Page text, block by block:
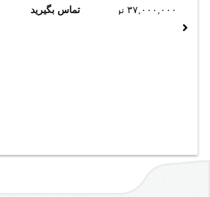
۳۷,۰۰۰,۰۰۰ تومان
تماس بگیرید